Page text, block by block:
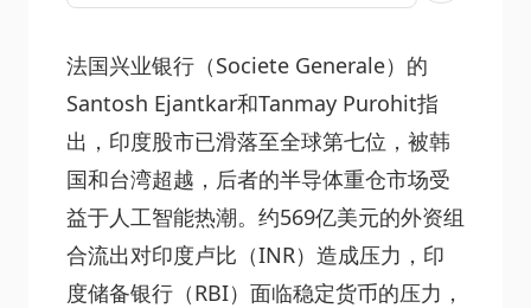
法国兴业银行（Societe Generale）的
Santosh Ejantkar和Tanmay Purohit指
出，印度股市已滑落至全球第七位，被韩
国和台湾超越，后者的半导体重仓市场受
益于人工智能热潮。约569亿美元的外资组
合流出对印度卢比（INR）造成压力，印
度储备银行（RBI）面临稳定货币的压力，